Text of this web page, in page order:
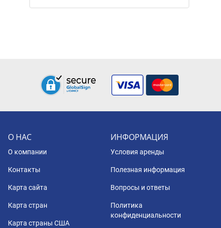
О НАС
О компании
Контакты
Карта сайта
Карта стран
Карта страны США
ИНФОРМАЦИЯ
Условия аренды
Полезная информация
Вопросы и ответы
Политика
конфиденциальности